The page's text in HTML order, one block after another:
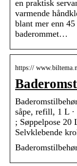
en praktisk
varmende
blant mer enn
baderommet…
https://
såpe, refill, 1 L ·
; Søppelpose 20
Selvklebende